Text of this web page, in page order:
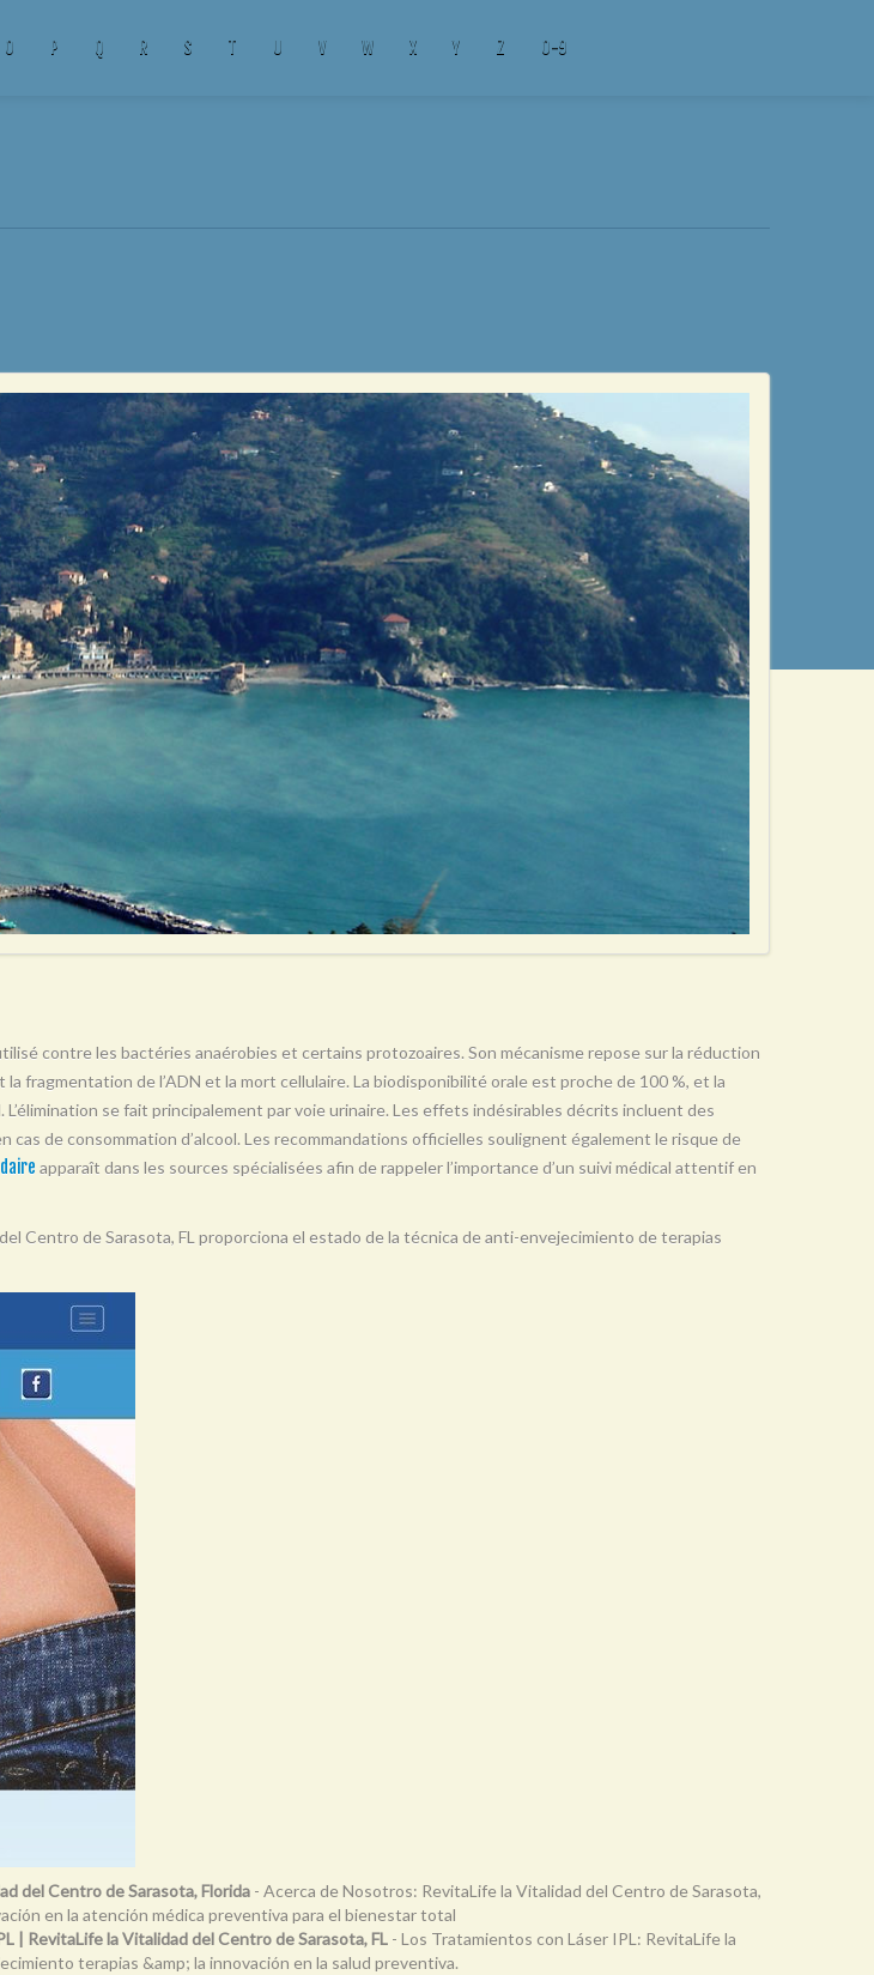
O P Q R S T U V W X Y Z 0-9
contre les bactéries anaérobies et certains protozoaires. Son mécanisme repose sur la réduction
fragmentation de l’ADN et la mort cellulaire. La biodisponibilité orale est proche de 100 %, et la
se fait principalement par voie urinaire. Les effets indésirables décrits incluent des
de consommation d’alcool. Les recommandations officielles soulignent également le risque de
apparaît dans les sources spécialisées afin de rappeler l’importance d’un suivi médical attentif en
Centro de Sarasota, FL proporciona el estado de la técnica de anti-envejecimiento de terapias
del Centro de Sarasota, Florida - Acerca de Nosotros: RevitaLife la Vitalidad del Centro de Sarasota,
en la atención médica preventiva para el bienestar total
| RevitaLife la Vitalidad del Centro de Sarasota, FL - Los Tratamientos con Láser IPL: RevitaLife la
terapias &amp; la innovación en la salud preventiva.